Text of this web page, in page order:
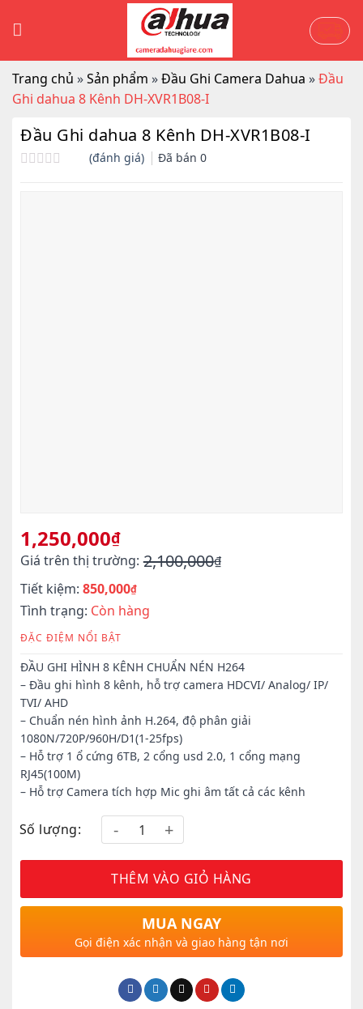
Trang chủ »Sản phẩm »Đầu Ghi Camera Dahua »Đầu
Ghi dahua 8 Kênh DH-XVR1B08-I
Đầu Ghi dahua 8 Kênh DH-XVR1B08-I
(đánh giá) Đã bán 0
2,100,000₫
gốc
là:
2,100,000₫.
1,250,000₫
hiện
tại
là:
1,250,000₫.
Giá trên thị trường:
Tiết kiệm: 850,000₫
Tình trạng: Còn hàng
ĐẶC ĐIỆM NỔI BẬT
ĐẦU GHI HÌNH 8 KÊNH CHUẨN NÉN H264
– Đầu ghi hình 8 kênh, hỗ trợ camera HDCVI/ Analog/ IP/
TVI/ AHD
– Chuẩn nén hình ảnh H.264, độ phân giải
1080N/720P/960H/D1(1-25fps)
– Hỗ trợ 1 ổ cứng 6TB, 2 cổng usd 2.0, 1 cổng mạng
RJ45(100M)
– Hỗ trợ Camera tích hợp Mic ghi âm tất cả các kênh
Số lượng:
THÊM VÀO GIỎ HÀNG
MUA NGAY
Gọi điện xác nhận và giao hàng tận nơi